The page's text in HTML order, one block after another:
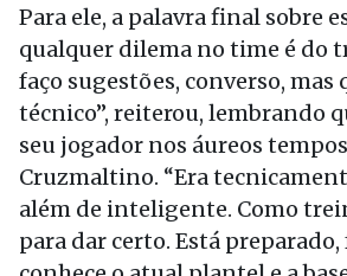
Para ele, a palavra final sobre
qualquer dilema no time é do
faço sugestões, converso, mas
técnico”, reiterou, lembrando
seu jogador nos áureos
Cruzmaltino. “Era
além de inteligente. Como
para dar certo. Está preparado,